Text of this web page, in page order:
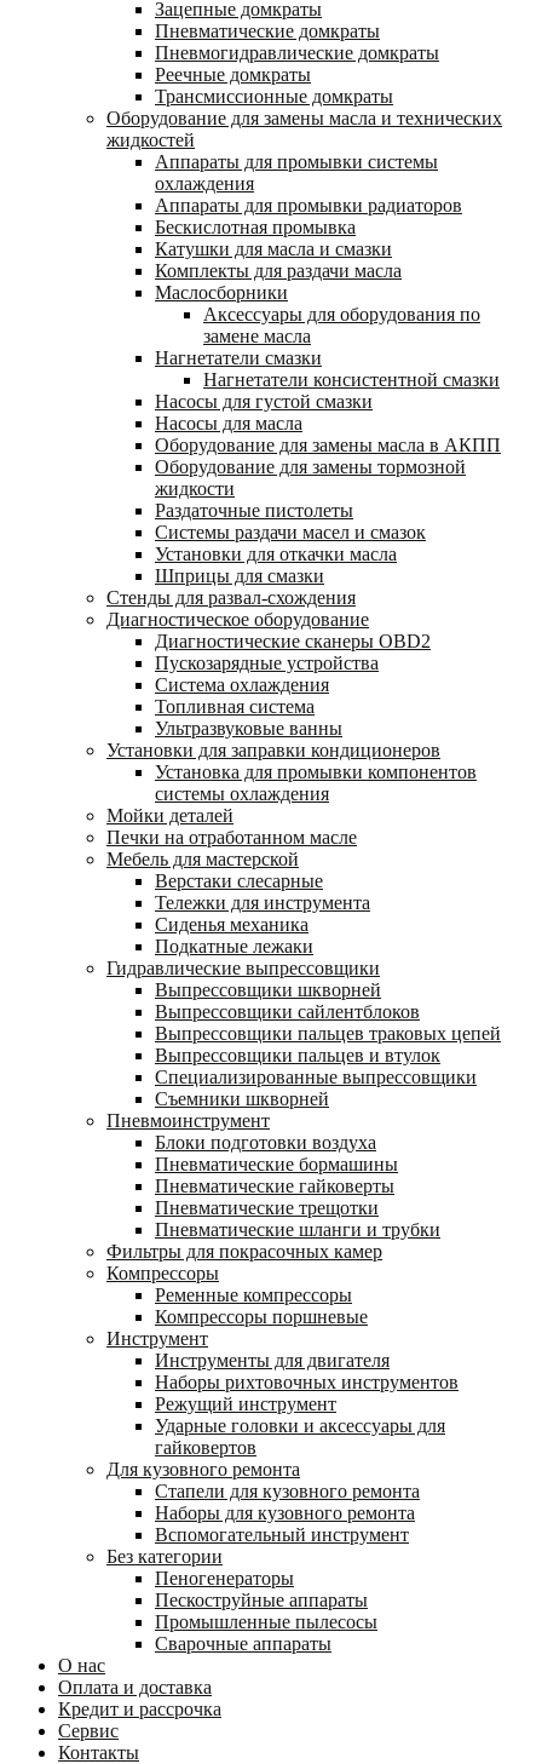
Зацепные домкраты
Пневматические домкраты
Пневмогидравлические домкраты
Реечные домкраты
Трансмиссионные домкраты
Оборудование для замены масла и технических
жидкостей
Аппараты для промывки системы
охлаждения
Аппараты для промывки радиаторов
Бескислотная промывка
Катушки для масла и смазки
Комплекты для раздачи масла
Маслосборники
Аксессуары для оборудования по
замене масла
Нагнетатели смазки
Нагнетатели консистентной смазки
Насосы для густой смазки
Насосы для масла
Оборудование для замены масла в АКПП
Оборудование для замены тормозной
жидкости
Раздаточные пистолеты
Системы раздачи масел и смазок
Установки для откачки масла
Шприцы для смазки
Стенды для развал-схождения
Диагностическое оборудование
Диагностические сканеры OBD2
Пускозарядные устройства
Система охлаждения
Топливная система
Ультразвуковые ванны
Установки для заправки кондиционеров
Установка для промывки компонентов
системы охлаждения
Мойки деталей
Печки на отработанном масле
Мебель для мастерской
Верстаки слесарные
Тележки для инструмента
Сиденья механика
Подкатные лежаки
Гидравлические выпрессовщики
Выпрессовщики шкворней
Выпрессовщики сайлентблоков
Выпрессовщики пальцев траковых цепей
Выпрессовщики пальцев и втулок
Специализированные выпрессовщики
Cъемники шкворней
Пневмоинструмент
Блоки подготовки воздуха
Пневматические бормашины
Пневматические гайковерты
Пневматические трещотки
Пневматические шланги и трубки
Фильтры для покрасочных камер
Компрессоры
Ременные компрессоры
Компрессоры поршневые
Инструмент
Инструменты для двигателя
Наборы рихтовочных инструментов
Режущий инструмент
Ударные головки и аксессуары для
гайковертов
Для кузовного ремонта
Стапели для кузовного ремонта
Наборы для кузовного ремонта
Вспомогательный инструмент
Без категории
Пеногенераторы
Пескоструйные аппараты
Промышленные пылесосы
Сварочные аппараты
О нас
Оплата и доставка
Кредит и рассрочка
Сервис
Контакты